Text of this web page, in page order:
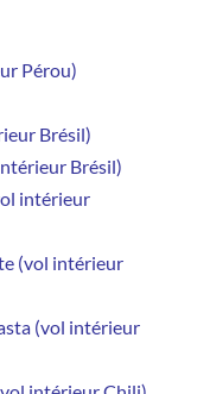
Pérou)
Brésil)
Brésil)
intérieur
(vol intérieur
(vol intérieur